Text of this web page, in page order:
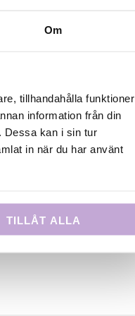
Om
tillhandahålla funktioner
information från din
Dessa kan i sin tur
in när du har använt
TILLÅT ALLA
nya
det
WIP